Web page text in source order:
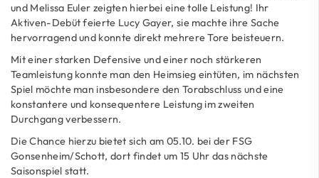
und Melissa Euler zeigten hierbei eine tolle Leistung! Ihr
Aktiven-Debüt feierte Lucy Gayer, sie machte ihre Sache
hervorragend und konnte direkt mehrere Tore beisteuern.
Mit einer starken Defensive und einer noch stärkeren
Teamleistung konnte man den Heimsieg eintüten, im nächsten
Spiel möchte man insbesondere den Torabschluss und eine
konstantere und konsequentere Leistung im zweiten
Durchgang verbessern.
Die Chance hierzu bietet sich am 05.10. bei der FSG
Gonsenheim/Schott, dort findet um 15 Uhr das nächste
Saisonspiel statt.